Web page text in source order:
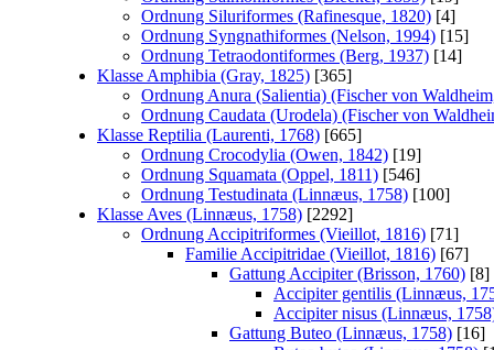
Ordnung Siluriformes (Rafinesque, 1820) [4]
Ordnung Syngnathiformes (Nelson, 1994) [15]
Ordnung Tetraodontiformes (Berg, 1937) [14]
Klasse Amphibia (Gray, 1825) [365]
Ordnung Anura (Salientia) (Fischer von
Ordnung Caudata (Urodela) (Fischer von
Klasse Reptilia (Laurenti, 1768) [665]
Ordnung Crocodylia (Owen, 1842) [19]
Ordnung Squamata (Oppel, 1811) [546]
Ordnung Testudinata (Linnæus, 1758) [100]
Klasse Aves (Linnæus, 1758) [2292]
Ordnung Accipitriformes (Vieillot, 1816) [71]
Familie Accipitridae (Vieillot, 1816) [67]
Gattung Accipiter (Brisson, 1760) [8]
Accipiter gentilis (Linnæus,
Accipiter nisus (Linnæus,
Gattung Buteo (Linnæus, 1758) [16]